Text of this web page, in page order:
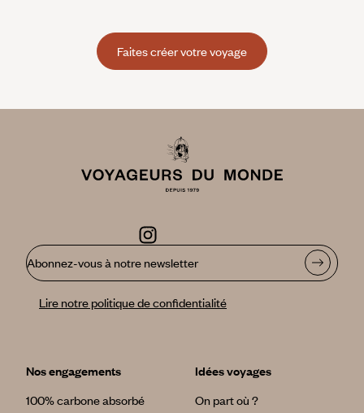
Faites créer votre voyage
Abonnez-vous à notre newsletter
Lire notre politique de confidentialité
Nos engagements
100% carbone absorbé
Idées voyages
On part où ?